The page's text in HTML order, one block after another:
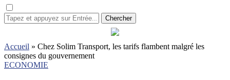
Chercher
Accueil » Chez Solim Transport, les tarifs flambent malgré les
consignes du gouvernement
ECONOMIE